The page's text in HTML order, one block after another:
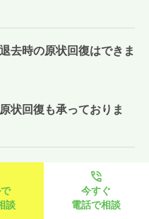
去時の原状回復はできま
状回復も承っておりま
すか？
。
談
今すぐ
電話で相談